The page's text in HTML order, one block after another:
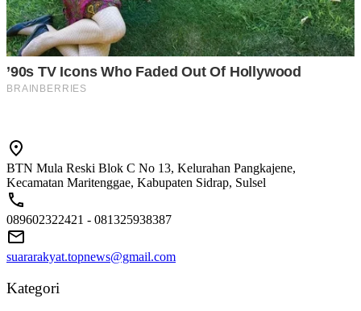
BTN Mula Reski Blok C No 13, Kelurahan Pangkajene,
Kecamatan Maritenggae, Kabupaten Sidrap, Sulsel
089602322421 - 081325938387
suararakyat.topnews@gmail.com
Kategori